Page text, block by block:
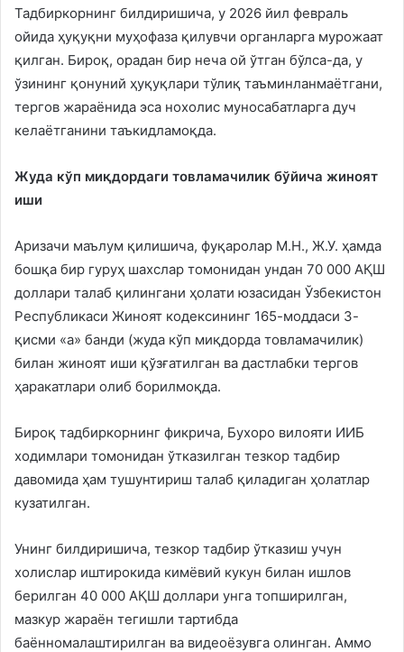
Тадбиркорнинг билдиришича, у 2026 йил февраль
ойида ҳуқуқни муҳофаза қилувчи органларга мурожаат
қилган. Бироқ, орадан бир неча ой ўтган бўлса-да, у
ўзининг қонуний ҳуқуқлари тўлиқ таъминланмаётгани,
тергов жараёнида эса нохолис муносабатларга дуч
келаётганини таъкидламоқда.
Жуда кўп миқдордаги товламачилик бўйича жиноят
иши
Аризачи маълум қилишича, фуқаролар М.Н., Ж.У. ҳамда
бошқа бир гуруҳ шахслар томонидан ундан 70 000 АҚШ
доллари талаб қилингани ҳолати юзасидан Ўзбекистон
Республикаси Жиноят кодексининг 165-моддаси 3-
қисми «а» банди (жуда кўп миқдорда товламачилик)
билан жиноят иши қўзғатилган ва дастлабки тергов
ҳаракатлари олиб борилмоқда.
Бироқ тадбиркорнинг фикрича, Бухоро вилояти ИИБ
ходимлари томонидан ўтказилган тезкор тадбир
давомида ҳам тушунтириш талаб қиладиган ҳолатлар
кузатилган.
Унинг билдиришича, тезкор тадбир ўтказиш учун
холислар иштирокида кимёвий кукун билан ишлов
берилган 40 000 АҚШ доллари унга топширилган,
мазкур жараён тегишли тартибда
баённомалаштирилган ва видеоёзувга олинган. Аммо